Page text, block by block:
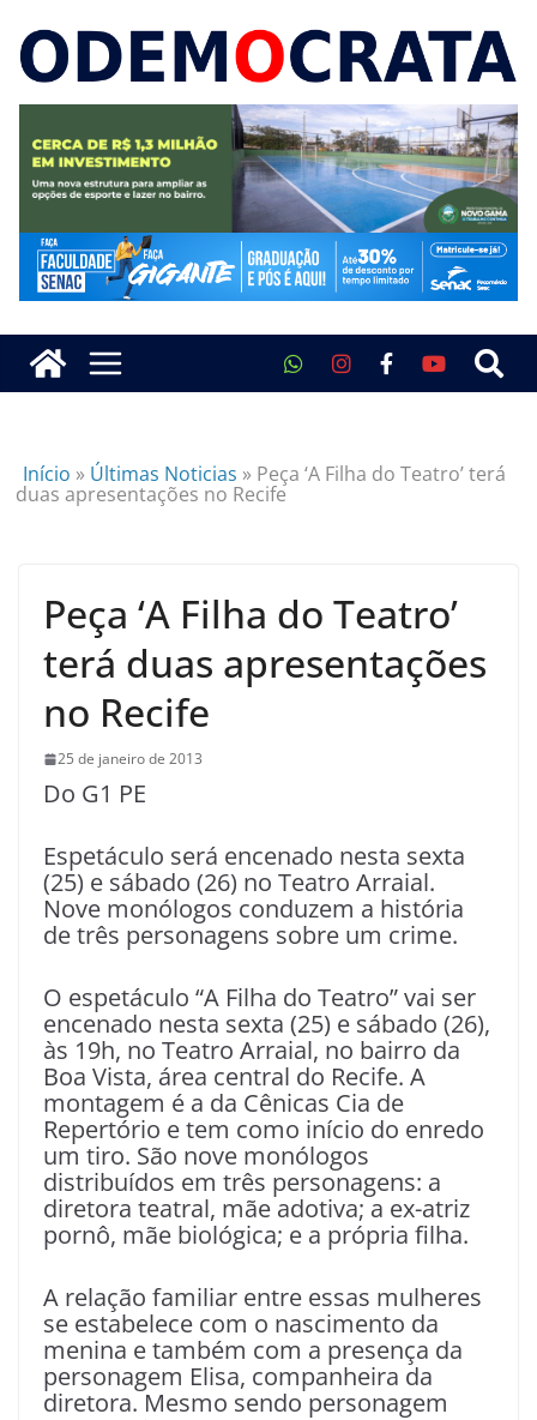
Início » Últimas Noticias » Peça ‘A Filha do Teatro’ terá
duas apresentações no Recife
Peça ‘A Filha do Teatro’
terá duas apresentações
no Recife
25 de janeiro de 2013
Do G1 PE
Espetáculo será encenado nesta sexta
(25) e sábado (26) no Teatro Arraial.
Nove monólogos conduzem a história
de três personagens sobre um crime.
O espetáculo “A Filha do Teatro” vai ser
encenado nesta sexta (25) e sábado (26),
às 19h, no Teatro Arraial, no bairro da
Boa Vista, área central do Recife. A
montagem é a da Cênicas Cia de
Repertório e tem como início do enredo
um tiro. São nove monólogos
distribuídos em três personagens: a
diretora teatral, mãe adotiva; a ex-atriz
pornô, mãe biológica; e a própria filha.
A relação familiar entre essas mulheres
se estabelece com o nascimento da
menina e também com a presença da
personagem Elisa, companheira da
diretora. Mesmo sendo personagem